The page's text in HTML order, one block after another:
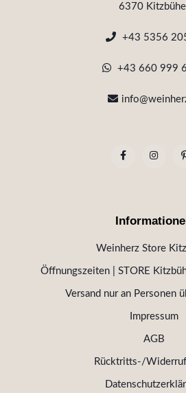
6370 Kitzbühel
+43 5356
+43 660 999
Weinherz Store
Öffnungszeiten | STORE
Versand nur an Personen
Impressum
AGB
Rücktritts-/